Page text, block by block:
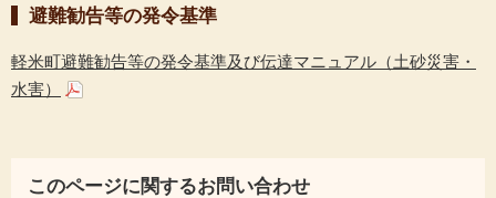
を
避難勧告等の発令基準
軽米町避難勧告等の発令基準及び伝達マニュアル（土砂災害・
水害）
このページに関するお問い合わせ